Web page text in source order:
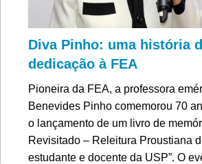
Diva Pinho: uma história
dedicação à FEA
Pioneira da FEA, a professora
Benevides Pinho comemorou 70
o lançamento de um livro de
Revisitado – Releitura Proustiana
estudante e docente da USP”. O